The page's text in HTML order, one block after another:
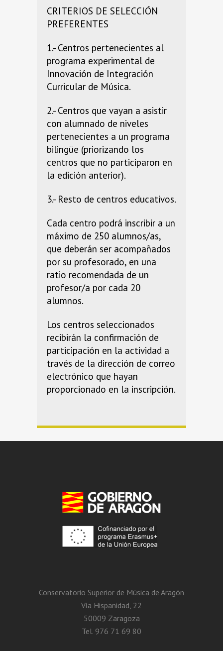
CRITERIOS DE SELECCIÓN
PREFERENTES
1.- Centros pertenecientes al
programa experimental de
Innovación de Integración
Curricular de Música.
2.- Centros que vayan a asistir
con alumnado de niveles
pertenecientes a un programa
bilingüe (priorizando los
centros que no participaron en
la edición anterior).
3.- Resto de centros educativos.
Cada centro podrá inscribir a un
máximo de 250 alumnos/as,
que deberán ser acompañados
por su profesorado, en una
ratio recomendada de un
profesor/a por cada 20
alumnos.
Los centros seleccionados
recibirán la confirmación de
participación en la actividad a
través de la dirección de correo
electrónico que hayan
proporcionado en la inscripción.
Conservatorio Superior de Música de Aragón
Vía Hispanidad, 22
50009 Zaragoza
Tel. 976 71 69 80